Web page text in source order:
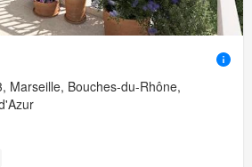
Marseille, Bouches-du-Rhône,